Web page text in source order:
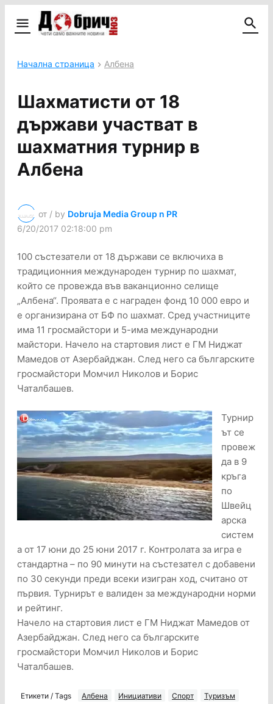
Начална страница Албена
Шахматисти от 18
държави участват в
шахматния турнир в
Албена
от / by Dobruja Media Group n PR
6/20/2017 02:18:00 pm
100 състезатели от 18 държави се включиха в
традиционния международен турнир по шахмат,
който се провежда във ваканционно селище
„Албена“. Проявата е с награден фонд 10 000 евро и
е организирана от БФ по шахмат. Сред участниците
има 11 гросмайстори и 5-има международни
майстори. Начело на стартовия лист е ГМ Ниджат
Мамедов от Азербайджан. След него са българските
гросмайстори Момчил Николов и Борис
Чаталбашев.
Турнир
ът се
провеж
да в 9
кръга
по
Швейц
арска
систем
а от 17 юни до 25 юни 2017 г. Контролата за игра е
стандартна – по 90 минути на състезател с добавени
по 30 секунди преди всеки изигран ход, считано от
първия. Турнирът е валиден за международни норми
и рейтинг.
Начело на стартовия лист е ГМ Ниджат Мамедов от
Азербайджан. След него са българските
гросмайстори Момчил Николов и Борис
Чаталбашев.
Етикети / Tags Албена Инициативи Спорт
Туризъм